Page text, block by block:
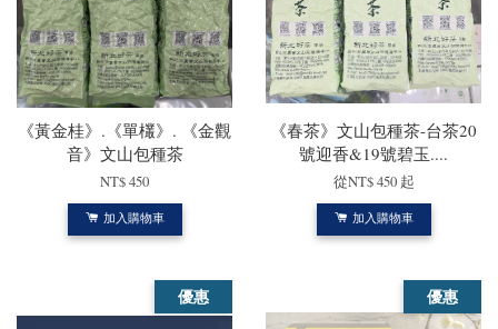
《黃金桂》.《單欉》. 《金觀
音》文山包種茶
NT$ 450
加入購物車
《春茶》文山包種茶-台茶20
號迎香&19號碧玉....
從NT$ 450 起
加入購物車
優惠 優惠